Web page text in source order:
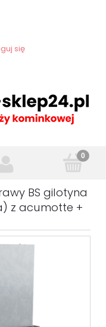
się
BS gilotyna
z acumotte +